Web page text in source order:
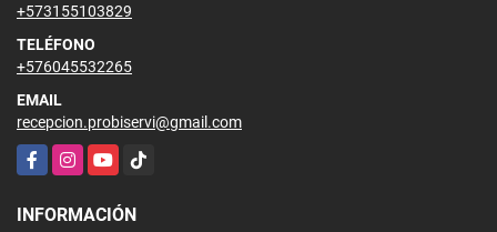
+573155103829
TELÉFONO
+576045532265
EMAIL
recepcion.probiservi@gmail.com
FacebookInstagramYouTubeTikTok
INFORMACIÓN